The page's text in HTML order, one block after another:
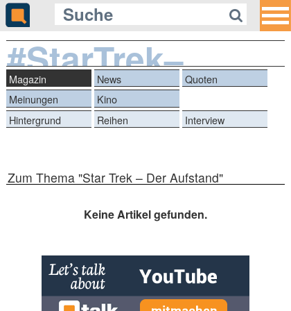
#StarTrek–
DerAufstand
Magazin News
Quoten
Meinungen
Kino
Hintergrund
Reihen Interview
Zum Thema "Star Trek – Der Aufstand"
Keine Artikel gefunden.